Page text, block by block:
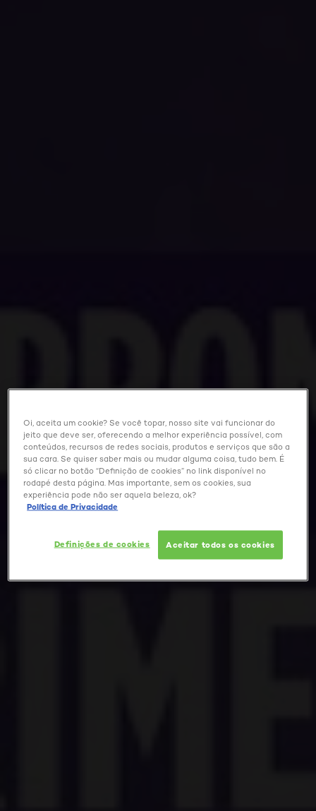
Oi, aceita um cookie? Se você topar, nosso site vai funcionar do
jeito que deve ser, oferecendo a melhor experiência possível, com
conteúdos, recursos de redes sociais, produtos e serviços que são a
sua cara. Se quiser saber mais ou mudar alguma coisa, tudo bem. É
só clicar no botão “Definição de cookies” no link disponível no
rodapé desta página. Mas importante, sem os cookies, sua
experiência pode não ser aquela beleza, ok?
Política de Privacidade
Definições de cookies Aceitar todos os cookies